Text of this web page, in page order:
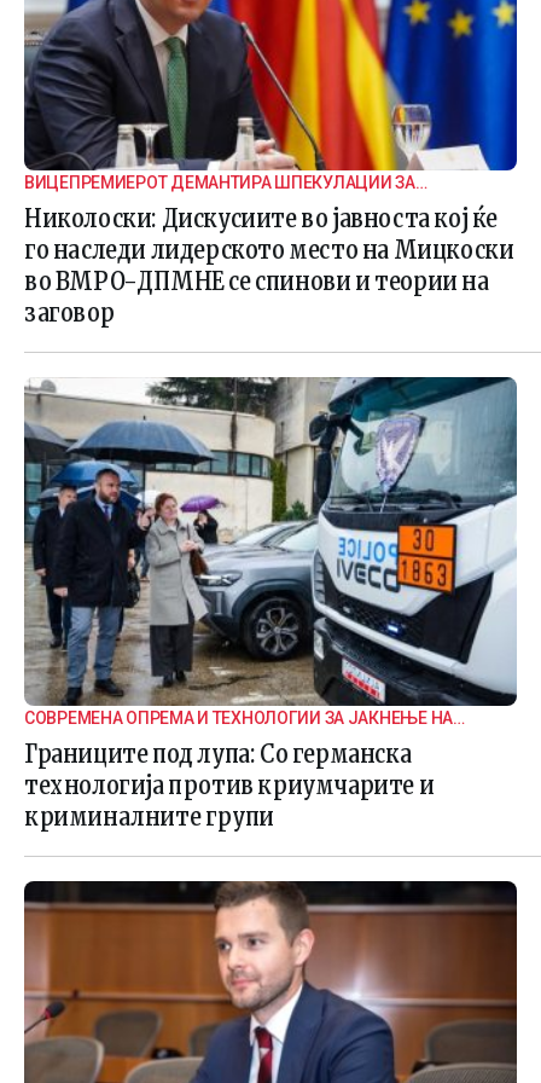
ВИЦЕПРЕМИЕРОТ ДЕМАНТИРА ШПЕКУЛАЦИИ ЗА
ВНАТРЕПАРТИСКИ ПОДЕЛБИ
Николоски: Дискусиите во јавноста кој ќе
го наследи лидерското место на Мицкоски
во ВМРО-ДПМНЕ се спинови и теории на
заговор
СОВРЕМЕНА ОПРЕМА И ТЕХНОЛОГИИ ЗА ЈАКНЕЊЕ НА
ГРАНИЧНАТА БЕЗБЕДНОСТ
Границите под лупа: Со германска
технологија против криумчарите и
криминалните групи